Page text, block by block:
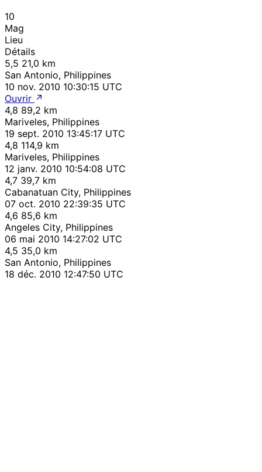
10
Mag
Lieu
Détails
5,5 21,0 km
San Antonio, Philippines
10 nov. 2010 10:30:15 UTC
Ouvrir
4,8 89,2 km
Mariveles, Philippines
19 sept. 2010 13:45:17 UTC
4,8 114,9 km
Mariveles, Philippines
12 janv. 2010 10:54:08 UTC
4,7 39,7 km
Cabanatuan City, Philippines
07 oct. 2010 22:39:35 UTC
4,6 85,6 km
Angeles City, Philippines
06 mai 2010 14:27:02 UTC
4,5 35,0 km
San Antonio, Philippines
18 déc. 2010 12:47:50 UTC